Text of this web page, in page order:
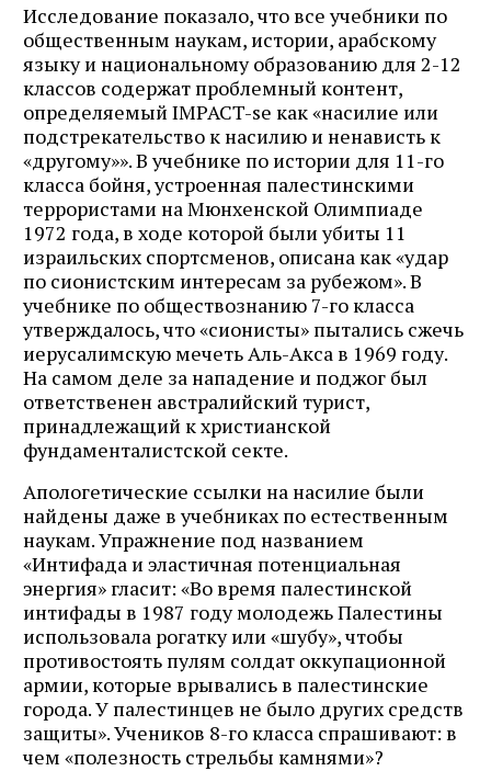
Исследование показало, что все учебники по
общественным наукам, истории, арабскому
языку и национальному образованию для 2-12
классов содержат проблемный контент,
определяемый IMPACT-se как «насилие или
подстрекательство к насилию и ненависть к
«другому»». В учебнике по истории для 11-го
класса бойня, устроенная палестинскими
террористами на Мюнхенской Олимпиаде
1972 года, в ходе которой были убиты 11
израильских спортсменов, описана как «удар
по сионистским интересам за рубежом». В
учебнике по обществознанию 7-го класса
утверждалось, что «сионисты» пытались сжечь
иерусалимскую мечеть Аль-Акса в 1969 году.
На самом деле за нападение и поджог был
ответственен австралийский турист,
принадлежащий к христианской
фундаменталистской секте.
Апологетические ссылки на насилие были
найдены даже в учебниках по естественным
наукам. Упражнение под названием
«Интифада и эластичная потенциальная
энергия» гласит: «Во время палестинской
интифады в 1987 году молодежь Палестины
использовала рогатку или «шубу», чтобы
противостоять пулям солдат оккупационной
армии, которые врывались в палестинские
города. У палестинцев не было других средств
защиты». Учеников 8-го класса спрашивают: в
чем «полезность стрельбы камнями»?